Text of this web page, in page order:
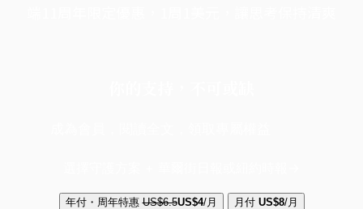
年付・周年特惠 US$6.5US$4/月 月付 US$8/月